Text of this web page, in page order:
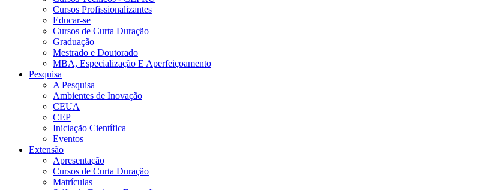
Cursos Profissionalizantes
Educar-se
Cursos de Curta Duração
Graduação
Mestrado e Doutorado
MBA, Especialização E Aperfeiçoamento
Pesquisa
A Pesquisa
Ambientes de Inovação
CEUA
CEP
Iniciação Científica
Eventos
Extensão
Apresentação
Cursos de Curta Duração
Matrículas